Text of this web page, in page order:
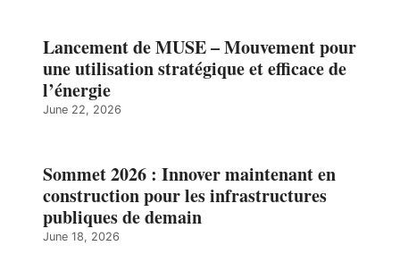
Lancement de MUSE – Mouvement pour
une utilisation stratégique et efficace de
l’énergie
June 22, 2026
Sommet 2026 : Innover maintenant en
construction pour les infrastructures
publiques de demain
June 18, 2026